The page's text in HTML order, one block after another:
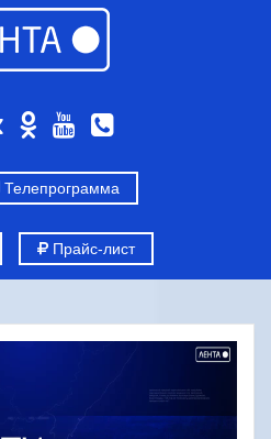
Телепрограмма
Прайс-лист